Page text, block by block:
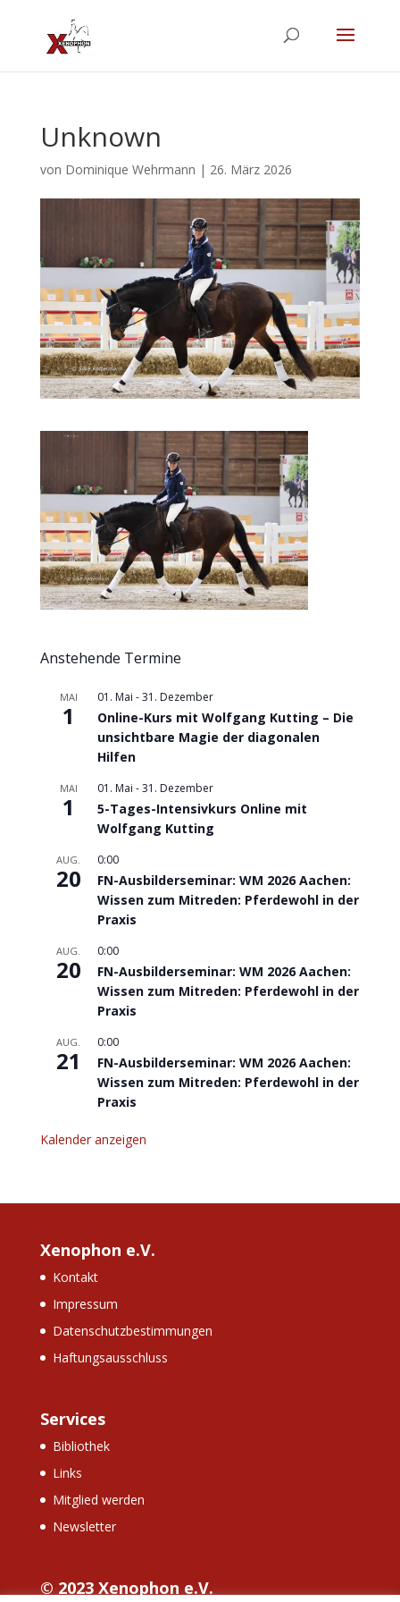
Unknown
von Dominique Wehrmann | 26. März 2026
Anstehende Termine
MAI
1
01. Mai -31. Dezember
Online-Kurs mit Wolfgang Kutting – Die
unsichtbare Magie der diagonalen
Hilfen
MAI
1
01. Mai -31. Dezember
5-Tages-Intensivkurs Online mit
Wolfgang Kutting
AUG.
20
0:00
FN-Ausbilderseminar: WM 2026 Aachen:
Wissen zum Mitreden: Pferdewohl in der
Praxis
AUG.
20
0:00
FN-Ausbilderseminar: WM 2026 Aachen:
Wissen zum Mitreden: Pferdewohl in der
Praxis
AUG.
21
0:00
FN-Ausbilderseminar: WM 2026 Aachen:
Wissen zum Mitreden: Pferdewohl in der
Praxis
Kalender anzeigen
Xenophon e.V.
Kontakt
Impressum
Datenschutzbestimmungen
Haftungsausschluss
Services
Bibliothek
Links
Mitglied werden
Newsletter
© 2023 Xenophon e.V.